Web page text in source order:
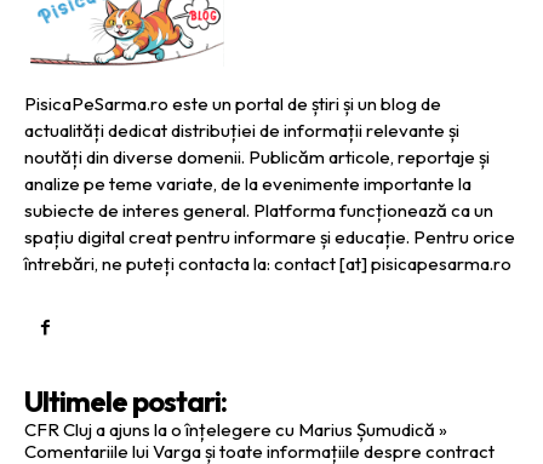
PisicaPeSarma.ro este un portal de știri și un blog de
actualități dedicat distribuției de informații relevante și
noutăți din diverse domenii. Publicăm articole, reportaje și
analize pe teme variate, de la evenimente importante la
subiecte de interes general. Platforma funcționează ca un
spațiu digital creat pentru informare și educație. Pentru orice
întrebări, ne puteți contacta la: contact [at] pisicapesarma.ro
Ultimele postari:
CFR Cluj a ajuns la o înțelegere cu Marius Șumudică »
Comentariile lui Varga și toate informațiile despre contract